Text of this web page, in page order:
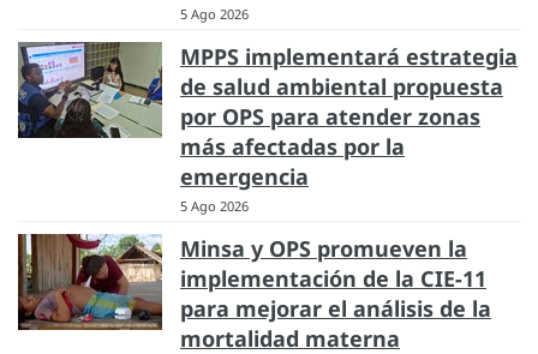
5 Ago 2026
MPPS implementará estrategia
de salud ambiental propuesta
por OPS para atender zonas
más afectadas por la
emergencia
5 Ago 2026
Minsa y OPS promueven la
implementación de la CIE-11
para mejorar el análisis de la
mortalidad materna